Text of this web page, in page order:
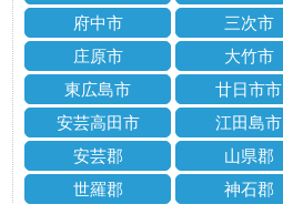
府中市
三次市
庄原市
大竹市
東広島市
廿日市市
安芸高田市
江田島市
安芸郡
山県郡
世羅郡
神石郡